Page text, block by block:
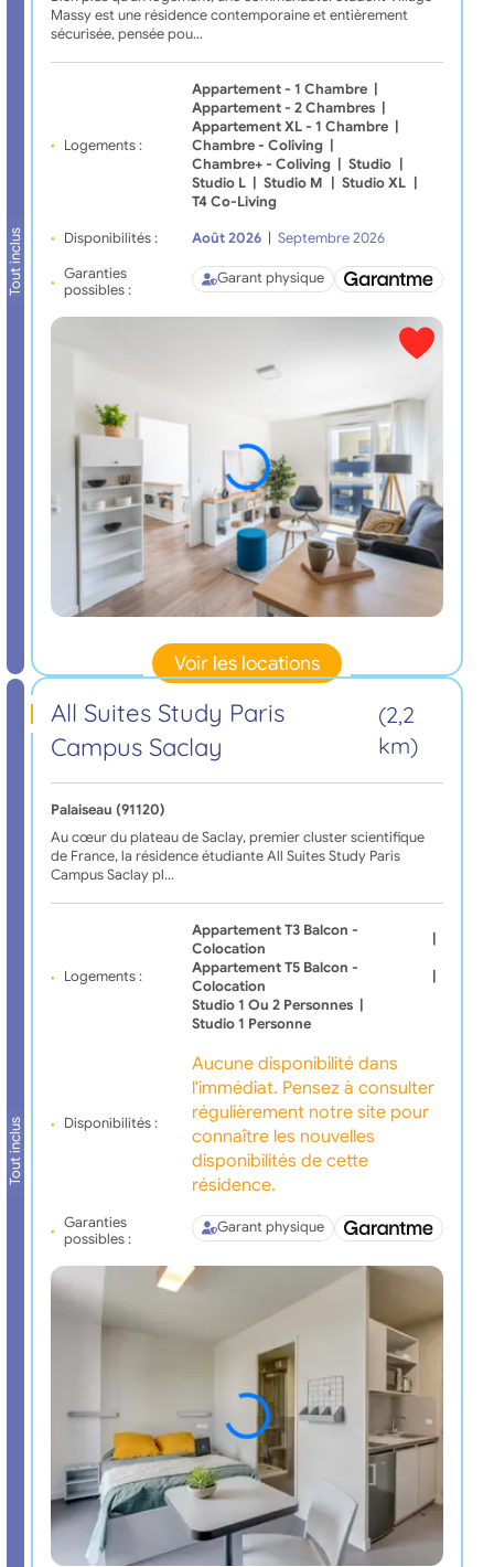
Tout inclus
Massy est une résidence contemporaine et entièrement
sécurisée, pensée pou…
Logements :
Appartement - 1 Chambre
Appartement - 2 Chambres
Appartement XL - 1 Chambre
Chambre - Coliving
Chambre+ - Coliving
Studio
Studio L
Studio M Studio XL
T4 Co-Living
Disponibilités : Août 2026
Septembre 2026
Garanties
possibles :
Garant physique
Voir les locations
Tout inclus
All Suites Study Paris
Campus Saclay
(2,2
km)
Palaiseau (91120)
Au cœur du plateau de Saclay, premier cluster scientifique
de France, la résidence étudiante All Suites Study Paris
Campus Saclay pl…
Logements :
Appartement T3 Balcon -
Colocation
Appartement T5 Balcon -
Colocation
Studio 1 Ou 2 Personnes |
Studio 1 Personne
Disponibilités :
Aucune disponibilité dans
l'immédiat. Pensez à consulter
régulièrement notre site pour
connaître les nouvelles
disponibilités de cette
résidence.
Garanties
possibles :
Garant physique